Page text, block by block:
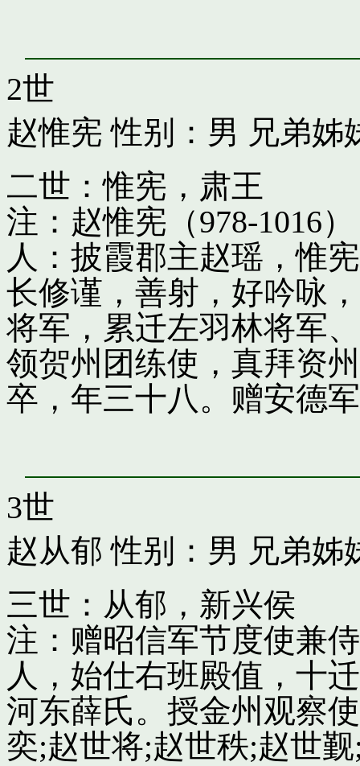
2世
赵惟宪 性别：男 兄弟姊
二世：惟宪，肃王
注：赵惟宪（978-1016
人：披霞郡主赵瑶，惟
长修谨，善射，好吟咏
将军，累迁左羽林将军
领贺州团练使，真拜资
卒，年三十八。赠安德
3世
赵从郁 性别：男 兄弟姊
三世：从郁，新兴侯
注：赠昭信军节度使兼
人，始仕右班殿值，十
河东薛氏。授金州观察
奕;赵世将;赵世秩;赵世